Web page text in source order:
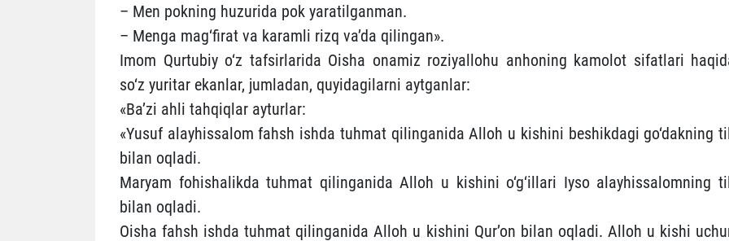
– Men pokning huzurida pok yaratilganman.
– Menga mag‘firat va karamli rizq va’da qilingan».
Imom Qurtubiy o‘z tafsirlarida Oisha onamiz roziyallohu anhoning kamolot sifatlari
so‘z yuritar ekanlar, jumladan, quyidagilarni aytganlar:
«Ba’zi ahli tahqiqlar ayturlar:
«Yusuf alayhissalom fahsh ishda tuhmat qilinganida Alloh u kishini beshikdagi go‘dakning
bilan oqladi.
Maryam fohishalikda tuhmat qilinganida Alloh u kishini o‘g‘illari Iyso alayhissalomning
bilan oqladi.
Oisha fahsh ishda tuhmat qilinganida Alloh u kishini Qur’on bilan oqladi. Alloh u kishi